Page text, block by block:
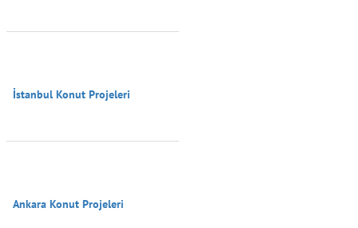
İstanbul Konut Projeleri
Ankara Konut Projeleri